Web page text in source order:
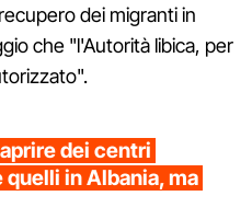
dei migranti in
che "l'Autorità libica, per
dei centri
in Albania, ma